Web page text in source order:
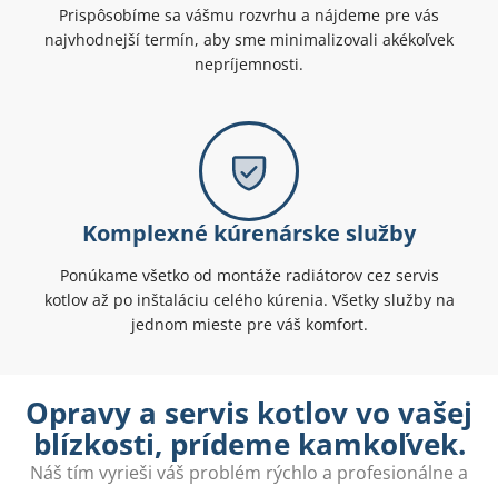
Prispôsobíme sa vášmu rozvrhu a nájdeme pre vás
najvhodnejší termín, aby sme minimalizovali akékoľvek
nepríjemnosti.
Komplexné kúrenárske služby
Ponúkame všetko od montáže radiátorov cez servis
kotlov až po inštaláciu celého kúrenia. Všetky služby na
jednom mieste pre váš komfort.
Opravy a servis kotlov vo vašej
blízkosti, prídeme kamkoľvek.
Náš tím vyrieši váš problém rýchlo a profesionálne a